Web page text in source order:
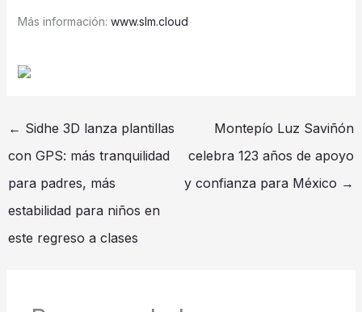
Más información: www.slm.cloud
← Sidhe 3D lanza plantillas
con GPS: más tranquilidad
para padres, más
estabilidad para niños en
este regreso a clases
Montepío Luz Saviñón
celebra 123 años de apoyo
y confianza para México →